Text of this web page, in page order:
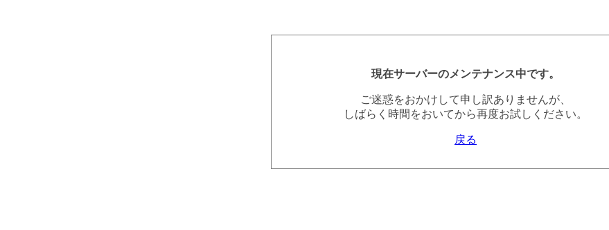
現在サーバーのメンテナンス中です。
ご迷惑をおかけして申し訳ありませんが、
しばらく時間をおいてから再度お試しください。
戻る